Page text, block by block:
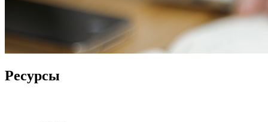
Ресурсы